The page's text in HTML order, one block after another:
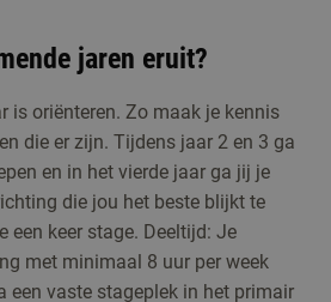
jaren eruit?
is oriënteren. Zo maak je kennis
die er zijn. Tijdens jaar 2 en 3 ga
en in het vierde jaar ga jij je
die jou het beste blijkt te
een keer stage. Deeltijd: Je
met minimaal 8 uur per week
een vaste stageplek in het primair